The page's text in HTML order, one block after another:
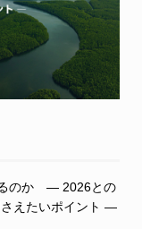
のか ― 2026との
えたいポイント ―